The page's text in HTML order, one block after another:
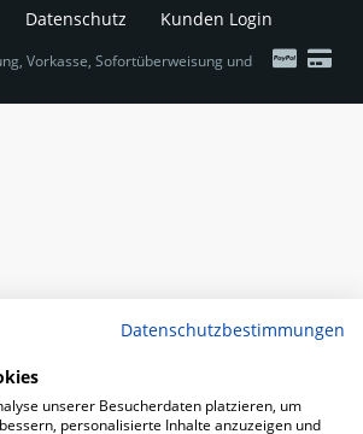
Datenschutz Kunden Login
Vorkasse, Sofortüberweisung und
Datenschutzbestimmungen
unserer Besucherdaten platzieren, um
personalisierte Inhalte anzuzeigen und